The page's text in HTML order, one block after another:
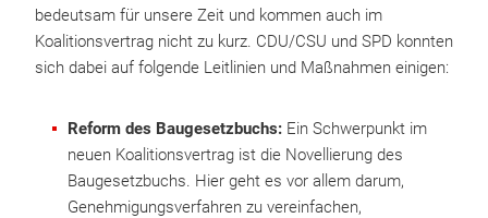
bedeutsam für unsere Zeit und kommen auch im
Koalitionsvertrag nicht zu kurz. CDU/CSU und SPD konnten
sich dabei auf folgende Leitlinien und Maßnahmen einigen:
Reform des Baugesetzbuchs: Ein Schwerpunkt im
neuen Koalitionsvertrag ist die Novellierung des
Baugesetzbuchs. Hier geht es vor allem darum,
Genehmigungsverfahren zu vereinfachen,